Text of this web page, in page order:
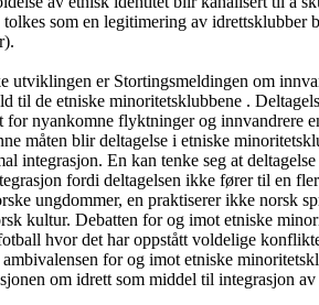
som en legitimering av idrettsklubber
utviklingen er Stortingsmeldingen om
til de etniske minoritetsklubbene .
for nyankomne flyktninger og innvandrere
måten blir deltagelse i etniske
integrasjon. En kan tenke seg at
fordi deltagelsen ikke fører til en
ungdommer, en praktiserer ikke norsk
kultur. Debatten for og imot etniske
hvor det har oppstått voldelige
for og imot etniske
om idrett som middel til integrasjon